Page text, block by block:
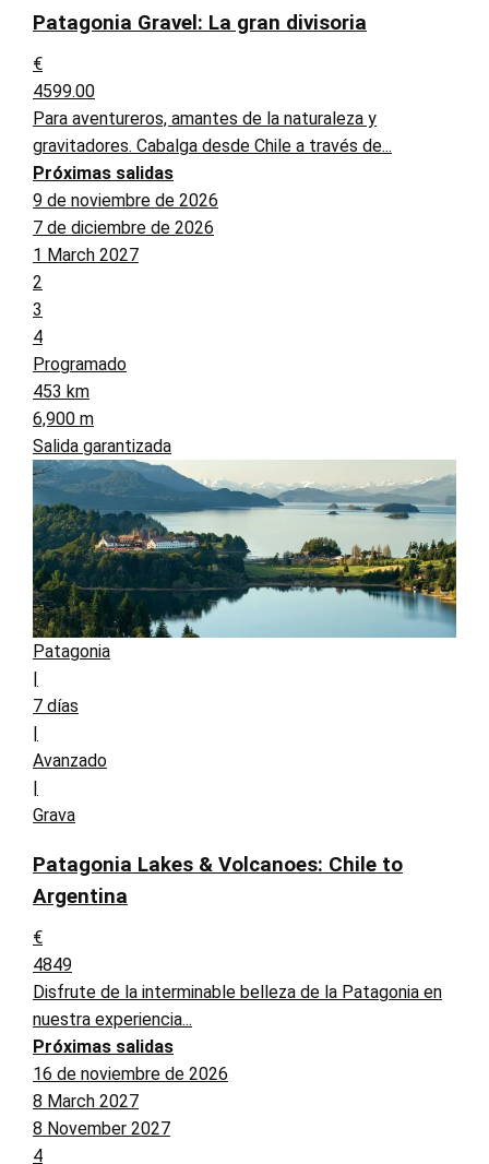
Patagonia Gravel: La gran divisoria
€
4599.00
Para aventureros, amantes de la naturaleza y
gravitadores. Cabalga desde Chile a través de...
Próximas salidas
9 de noviembre de 2026
7 de diciembre de 2026
1 March 2027
2
3
4
Programado
453 km
6,900 m
Salida garantizada
Patagonia
7 días
Avanzado
Grava
Patagonia Lakes & Volcanoes: Chile to
Argentina
€
4849
Disfrute de la interminable belleza de la Patagonia en
nuestra experiencia...
Próximas salidas
16 de noviembre de 2026
8 March 2027
8 November 2027
4